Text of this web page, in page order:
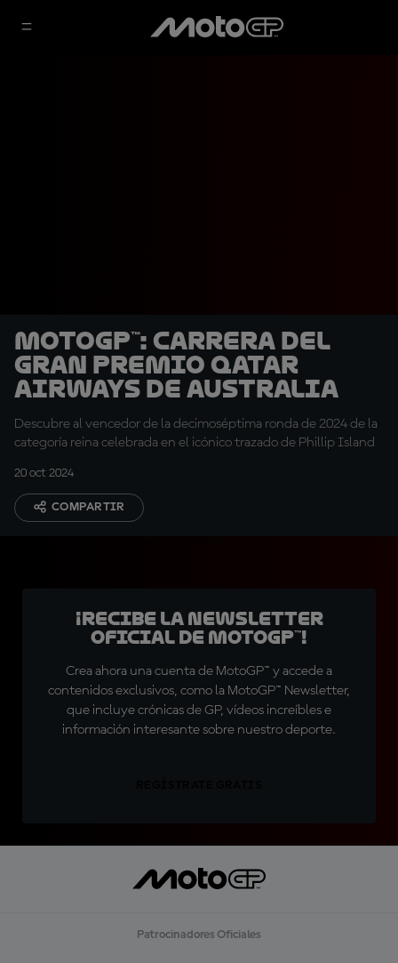
MotoGP™: Carrera del
Gran Premio Qatar
Airways de Australia
Descubre al vencedor de la decimoséptima ronda de 2024 de la
categoría reina celebrada en el icónico trazado de Phillip Island
20 oct 2024
COMPARTIR
¡Recibe la Newsletter
oficial de MotoGP™!
Crea ahora una cuenta de MotoGP™ y accede a
contenidos exclusivos, como la MotoGP™ Newsletter,
que incluye crónicas de GP, vídeos increíbles e
información interesante sobre nuestro deporte.
Patrocinadores Oficiales